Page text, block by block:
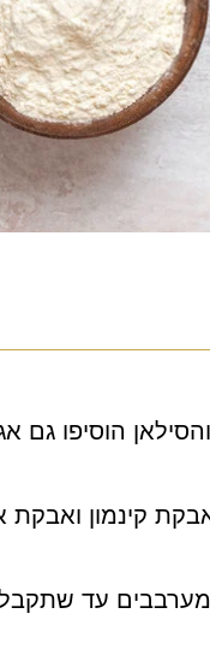
הוסיפו גם
קינמון ואבקת
עד